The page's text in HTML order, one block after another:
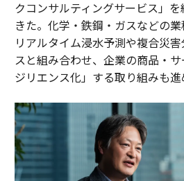
クコンサルティングサービス」
きた。化学・鉄鋼・ガスなどの業
リアルタイム浸水予測や複合災
スと組み合わせ、企業の商品・
ジリエンス化」する取り組みも進